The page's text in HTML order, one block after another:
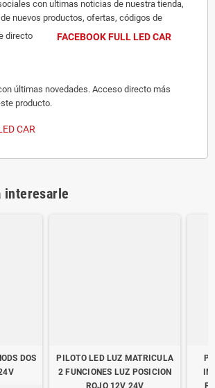
con ultimas noticias de nuestra tienda,
nuevos productos, ofertas, códigos de
directo
FACEBOOK FULL LED CAR
últimas novedades. Acceso directo más
producto.
CAR
interesarle
DOS
PILOTO LED LUZ MATRICULA
2 FUNCIONES LUZ POSICION
ROJO 12V 24V